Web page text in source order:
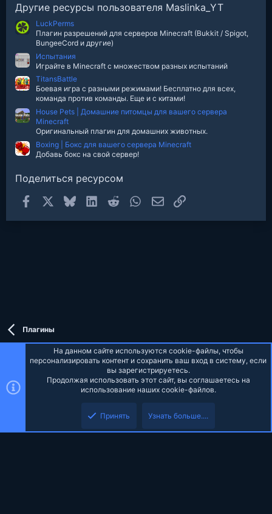
0
з
е
з
Другие ресурсы пользователя Maslinka_YT
LuckPerms
Плагин разрешений для серверов Minecraft (Bukkit / Spigot,
BungeeCord и другие)
Испытания
Играйте в Minecraft с множеством разных испытаний
TitansBattle
Боевая игра с разными режимами! Бесплатно для всех,
команда против команды. Еще и с китами!
House Pets | Домашние питомцы для вашего сервера
Minecraft
Оригинальный плагин для домашних животных.
Boxing | Бокс для вашего сервера Minecraft
Добавь бокс на свой сервер!
Поделиться ресурсом
Facebook Bluesky LinkedInReddit WhatsAppЭлектронная почта
Ссылка
Плагины
Russian (RU)
R
S
Верх
На данном сайте используются cookie-файлы, чтобы
персонализировать контент и сохранить ваш вход в систему, если
вы зарегистрируетесь.
Продолжая использовать этот сайт, вы соглашаетесь на
использование наших cookie-файлов.
Принять Узнать больше....